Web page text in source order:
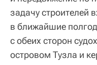
задачу строителей
в ближайшие
с обеих сторон
островом Тузла и